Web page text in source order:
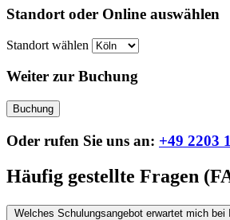
Standort oder Online auswählen
Standort wählen
Weiter zur Buchung
Buchung
Oder rufen Sie uns an: +49 2203
Häufig gestellte Fragen
Welches Schulungsangebot erwartet mich bei